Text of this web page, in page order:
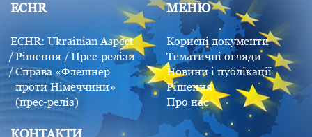
ECHR
ECHR: Ukrainian Aspect
Рішення
Прес-релізи
Справа «Флешнер
проти Німеччини»
(прес-реліз)
МЕНЮ
Корисні документи
Тематичні огляди
Новини і публікації
Рішення
Про нас
КОНТАКТИ